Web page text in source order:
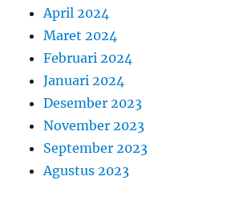
April 2024
Maret 2024
Februari 2024
Januari 2024
Desember 2023
November 2023
September 2023
Agustus 2023